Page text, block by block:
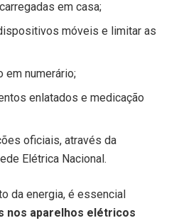
em casa;
móveis e limitar as
em numerário;
enlatados e medicação
oficiais, através da
Elétrica Nacional.
da energia, é essencial
nos aparelhos elétricos